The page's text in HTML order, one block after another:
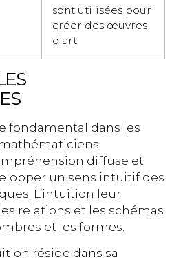
sont utilisées pour
créer des œuvres
d’art.
fondamental dans les
diffuse et
un sens intuitif des
L’intuition leur
relations et les schémas
et les formes.
réside dans sa